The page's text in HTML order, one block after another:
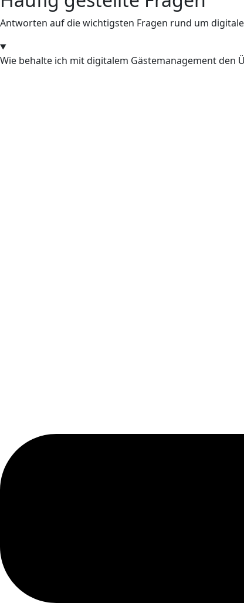
Antworten auf die wichtigsten Fragen rund um
Wie behalte ich mit digitalem Gästemanagement den